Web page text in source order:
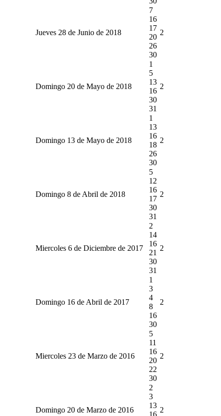
Jueves 28 de Junio de 2018
7
16
17
20
26
30
2
Domingo 20 de Mayo de 2018
1
5
13
16
30
31
2
Domingo 13 de Mayo de 2018
1
13
16
18
26
30
2
Domingo 8 de Abril de 2018
5
12
16
17
30
31
2
Miercoles 6 de Diciembre de 2017
2
14
16
21
30
31
2
Domingo 16 de Abril de 2017
1
3
4
8
16
30
2
Miercoles 23 de Marzo de 2016
5
11
16
20
22
30
2
Domingo 20 de Marzo de 2016
2
3
13
16
2